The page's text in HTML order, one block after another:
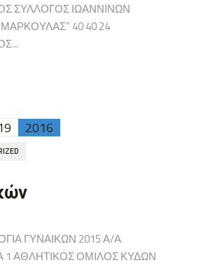
ΣΥΛΛΟΓΟΣ ΙΩΑΝΝΙΝΩΝ
40 40 24
2016
ΓΥΝΑΙΚΩΝ 2015 Α/Α
1 ΑΘΛΗΤΙΚΟΣ ΟΜΙΛΟΣ ΚΥΔΩΝ